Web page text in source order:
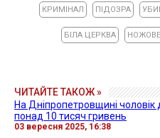
КРИМІНАЛ ПІДОЗРА
БІЛА ЦЕРКВА
ЧИТАЙТЕ ТАКОЖ »
На Дніпропетровщині чоловік
понад 10 тисяч гривень
03 вересня 2025, 16:38